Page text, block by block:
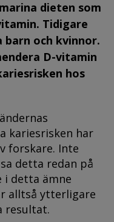
dieten som
Tidigare
barn och kvinnor.
D-vitamin
hos
kariesrisken har
forskare. Inte
detta redan på
i detta ämne
alltså ytterligare
resultat.